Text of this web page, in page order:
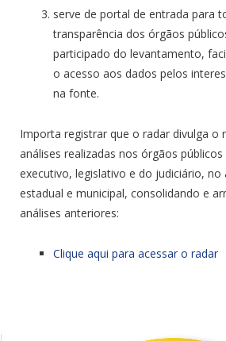
serve de portal de entrada para
transparência dos órgãos
participado do levantamento,
o acesso aos dados pelos
na fonte.
Importa registrar que o radar divulga o
análises realizadas nos órgãos
executivo, legislativo e do judiciário, no
estadual e municipal, consolidando e
análises anteriores:
Clique aqui para acessar o radar